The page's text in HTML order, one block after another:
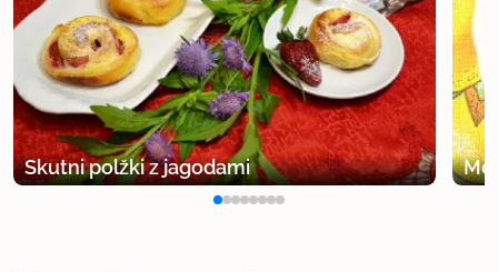
Skutni polžki z jagodami